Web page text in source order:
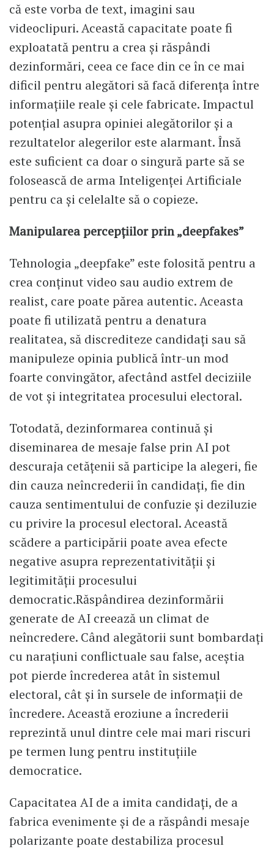
că este vorba de text, imagini sau
videoclipuri. Această capacitate poate fi
exploatată pentru a crea și răspândi
dezinformări, ceea ce face din ce în ce mai
dificil pentru alegători să facă diferența între
informațiile reale și cele fabricate. Impactul
potențial asupra opiniei alegătorilor și a
rezultatelor alegerilor este alarmant. Însă
este suficient ca doar o singură parte să se
folosească de arma Inteligenței Artificiale
pentru ca și celelalte să o copieze.
Manipularea percepțiilor prin „deepfakes”
Tehnologia „deepfake” este folosită pentru a
crea conținut video sau audio extrem de
realist, care poate părea autentic. Aceasta
poate fi utilizată pentru a denatura
realitatea, să discrediteze candidați sau să
manipuleze opinia publică într-un mod
foarte convingător, afectând astfel deciziile
de vot și integritatea procesului electoral.
Totodată, dezinformarea continuă și
diseminarea de mesaje false prin AI pot
descuraja cetățenii să participe la alegeri, fie
din cauza neîncrederii în candidați, fie din
cauza sentimentului de confuzie și deziluzie
cu privire la procesul electoral. Această
scădere a participării poate avea efecte
negative asupra reprezentativității și
legitimității procesului
democratic.Răspândirea dezinformării
generate de AI creează un climat de
neîncredere. Când alegătorii sunt bombardați
cu narațiuni conflictuale sau false, aceștia
pot pierde încrederea atât în sistemul
electoral, cât și în sursele de informații de
încredere. Această eroziune a încrederii
reprezintă unul dintre cele mai mari riscuri
pe termen lung pentru instituțiile
democratice.
Capacitatea AI de a imita candidați, de a
fabrica evenimente și de a răspândi mesaje
polarizante poate destabiliza procesul